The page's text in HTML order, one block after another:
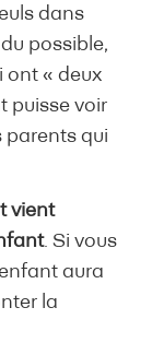
dans
possible,
ont « deux
puisse voir
parents qui
vient
. Si vous
aura
la